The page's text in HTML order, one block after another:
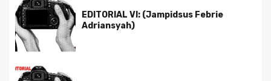
EDITORIAL VI: (Jampidsus Febrie
Adriansyah)